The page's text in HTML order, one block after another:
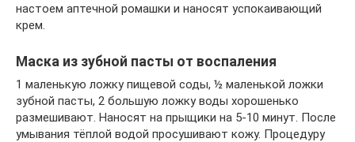
настоем аптечной ромашки и наносят успокаивающий
крем.
Маска из зубной пасты от воспаления
1 маленькую ложку пищевой соды, ½ маленькой ложки
зубной пасты, 2 большую ложку воды хорошенько
размешивают. Наносят на прыщики на 5-10 минут. После
умывания тёплой водой просушивают кожу. Процедуру